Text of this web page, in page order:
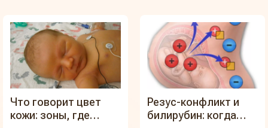
Что говорит цвет
кожи: зоны, где
Резус-конфликт и
билирубин: когда